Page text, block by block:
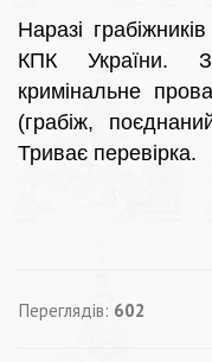
Наразі
КПК України.
кримінальне
(грабіж,
Триває перевірка.
Переглядів: 602